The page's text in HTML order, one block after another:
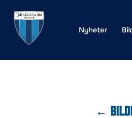
innehåll
Nyheter
←